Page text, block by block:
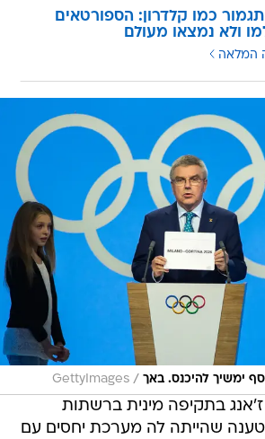
כמו קלדרון: הספורטאים
ולא נמצאו מעולם
המלאה
ימשיך להיכנס. באך /
GettyImages
בתקיפה מינית ברשתות
שהייתה לה מערכת יחסים עם